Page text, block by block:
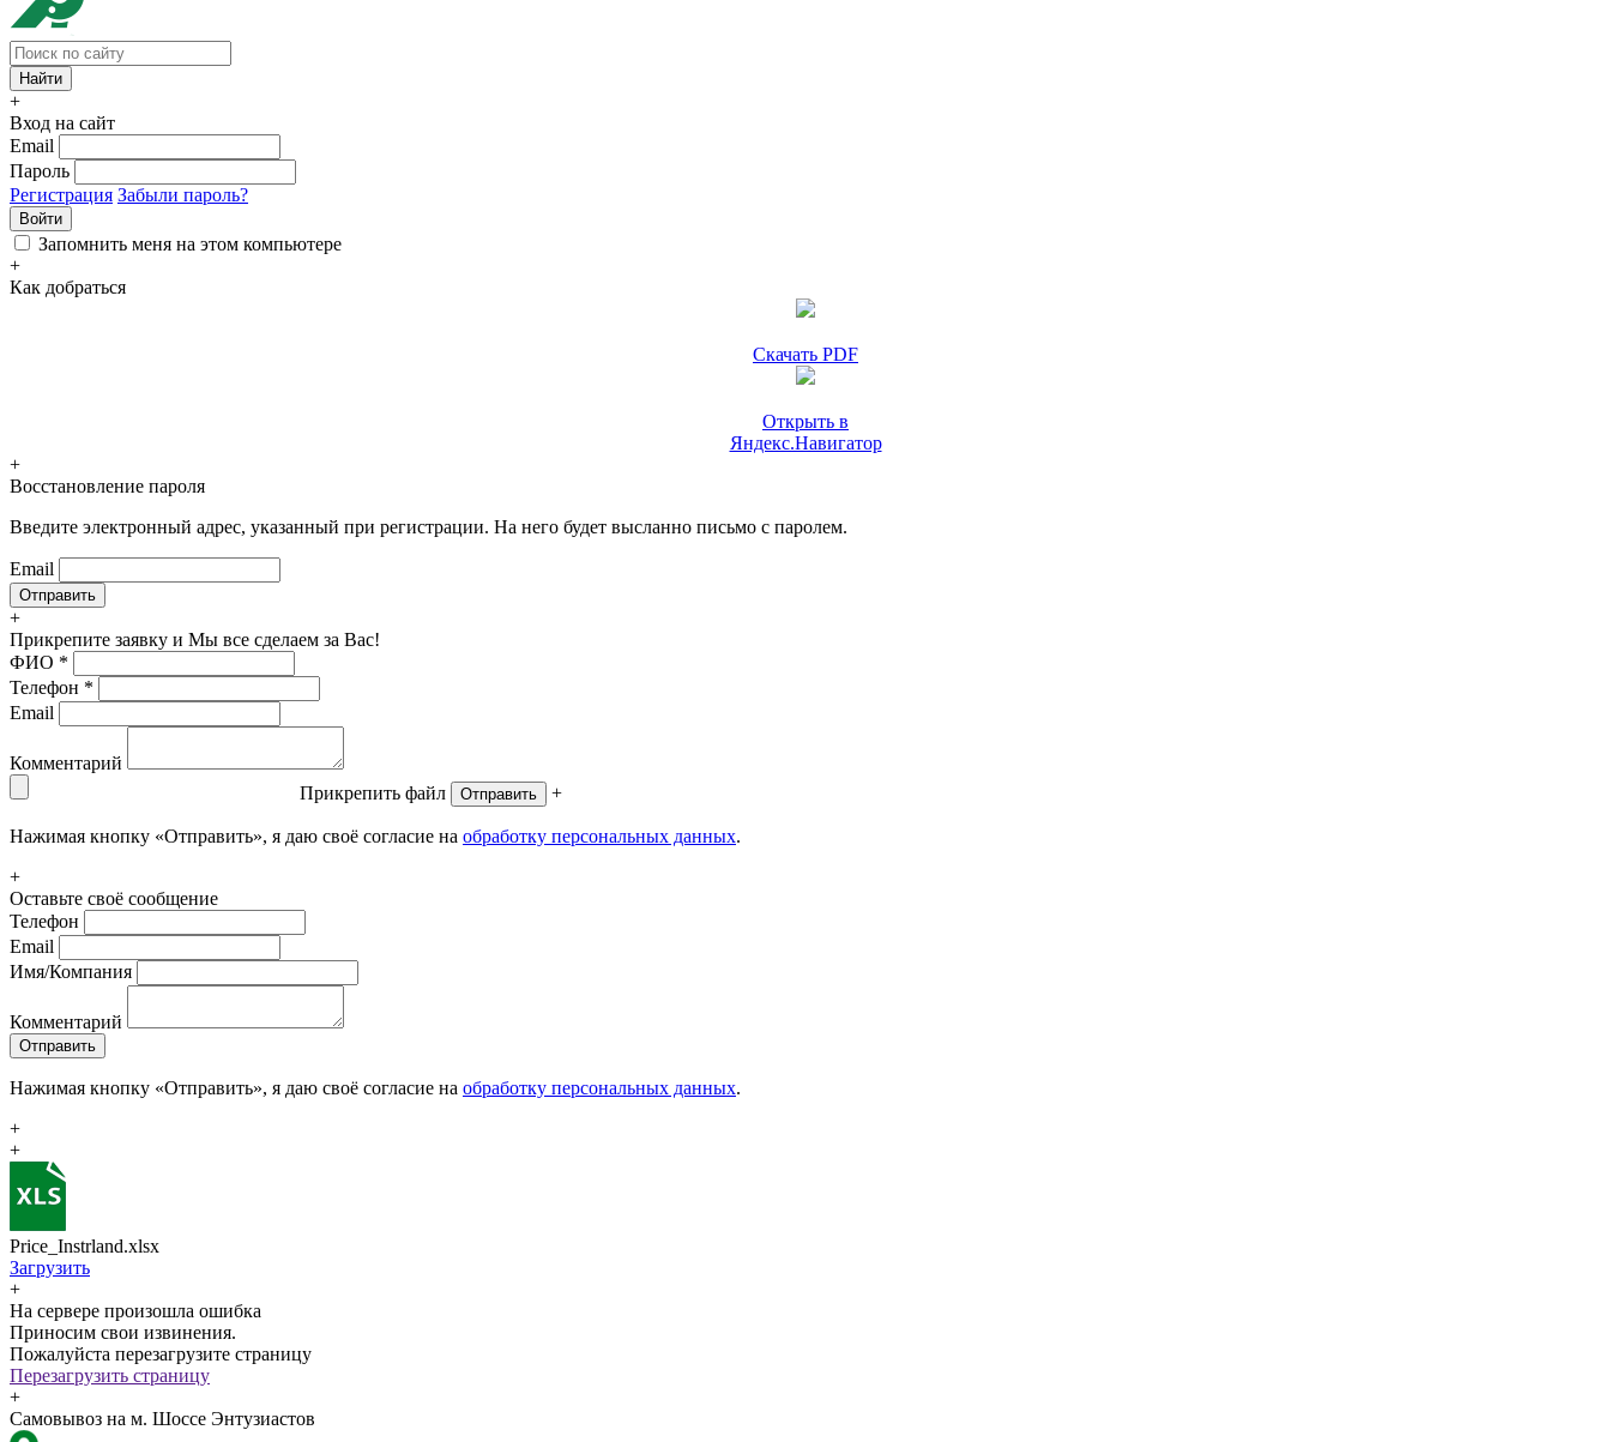
+
Вход на сайт
Email
Пароль
Регистрация Забыли пароль?
Войти
Запомнить меня на этом компьютере
+
Как добраться
Скачать PDF
Открыть в
Яндекс.Навигатор
+
Восстановление пароля
Введите электронный адрес, указанный при регистрации. На него будет высланно письмо с паролем.
Email
+
Прикрепите заявку и Мы все сделаем за Вас!
ФИО *
Телефон *
Email
Комментарий
Прикрепить файл
Отправить +
Нажимая кнопку «Отправить», я даю своё согласие на обработку персональных данных.
+
Оставьте своё сообщение
Телефон
Email
Имя/Компания
Комментарий
Отправить
Нажимая кнопку «Отправить», я даю своё согласие на обработку персональных данных.
+
+
Price_Instrland.xlsx
Загрузить
+
На сервере произошла ошибка
Приносим свои извинения.
Пожалуйста перезагрузите страницу
Перезагрузить страницу
+
Самовывоз на м. Шоссе Энтузиастов